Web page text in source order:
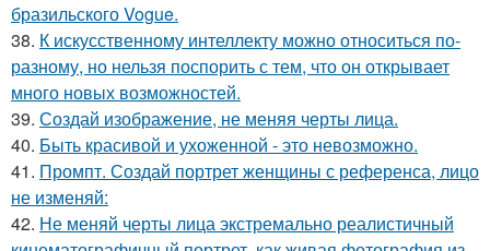
бразильского Vogue.
38. К искусственному интеллекту можно относиться по-
разному, но нельзя поспорить с тем, что он открывает
много новых возможностей.
39. Создай изображение, не меняя черты лица.
40. Быть красивой и ухоженной - это невозможно.
41. Промпт. Создай портрет женщины с референса, лицо
не изменяй:
42. Не меняй черты лица экстремально реалистичный